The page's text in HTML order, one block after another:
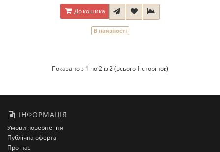
До кошика
В наявності
Показано з 1 по 2 із 2 (всього 1 сторінок)
ІНФОРМАЦІЯ
Умови повернення
Публічна оферта
Про нас